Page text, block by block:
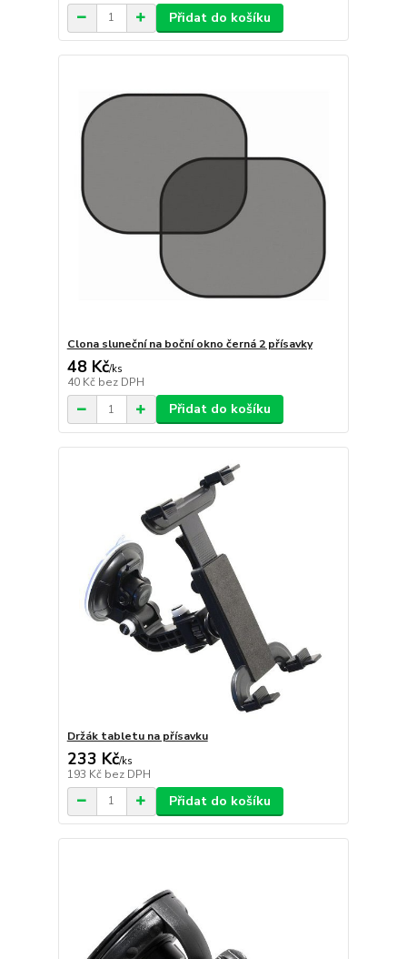
Přidat do košíku
Clona sluneční na boční okno černá 2 přísavky
48 Kč/ks
40 Kč bez DPH
Přidat do košíku
Držák tabletu na přísavku
233 Kč/ks
193 Kč bez DPH
Přidat do košíku